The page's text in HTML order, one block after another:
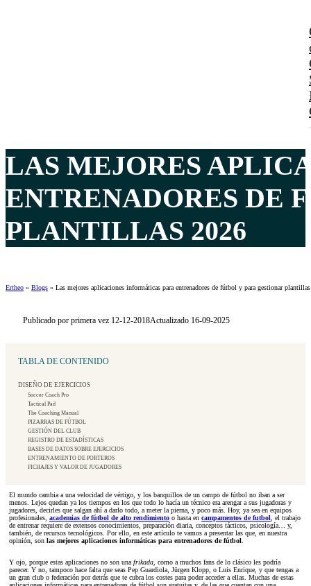
LAS MEJORES
ENTRENADORES DE
PLANTILLAS 2026
Ertheo » Blogs » Las mejores aplicaciones informáticas para entrenadores de fútbol y para gestionar plantillas
Publicado por primera vez 12-12-2018Actualizado 16-09-2025
TABLA DE CONTENIDO
DISEÑO DE EJERCICIOS
Soccer Coach Pro
Tactical Pad
The Coaching Manual
PIZARRAS DE FÚTBOL
GESTIÓN DEL CLUB
REGISTRO DE ESTADÍSTICAS
BASES DE DATOS SOBRE EJERCICIOS
ENTRENAMIENTO DE PORTEROS
FICHAJES Y VALOR DE JUGADORES
El mundo cambia a una velocidad de vértigo, y los banquillos de un campo de fútbol no iban a ser
menos. Lejos quedan ya los tiempos en los que todo lo hacía un técnico era arengar a sus jugadoras y
jugadores, decirles que salgan ahí a darlo todo, a meter la pierna, y poco más. Hoy, ya sea en equipos
profesionales, academias de fútbol de alto rendimiento o hasta en campamentos de futbol , el trabajo
de entrenar requiere de extensos conocimientos, preparación diaria, conceptos tácticos, psicología… y,
también, de recursos tecnológicos. Por ello, en este artículo te vamos a presentar las que, en nuestra
opinión, son las mejores aplicaciones informáticas para entrenadores de fútbol
Y ojo, porque estas aplicaciones no son una frikada , como a muchos fans de lo clásico les podría
parecer. Y no, tampoco hace falta que seas Pep Guardiola, Jürgen Klopp, o Luis Enrique, y que tengas a
un gran club o federación por detrás que te cubra los costes para poder acceder a ellas. Muchas de estas